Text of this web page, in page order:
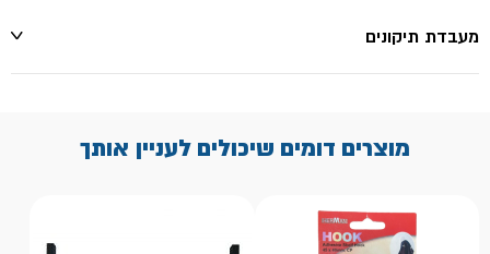
מעבדת תיקונים
מוצרים דומים שיכולים לעניין אותך